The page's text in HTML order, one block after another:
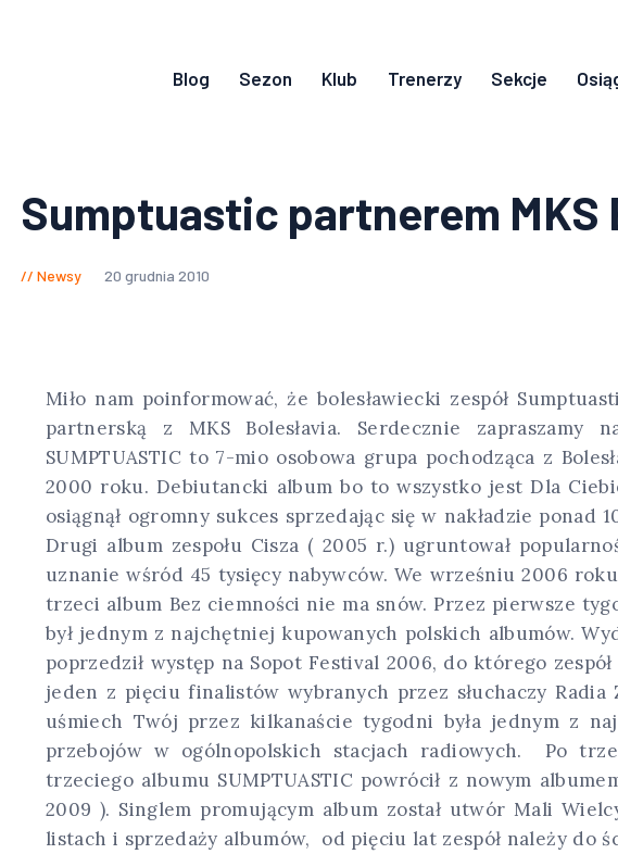
Blog Sezon Klub Trenerzy Sekcje
Sumptuastic partnerem MKS
Newsy 20 grudnia 2010
Miło nam poinformować, że bolesławiecki zespół
partnerską z MKS Bolesłavia. Serdecznie zapraszamy
SUMPTUASTIC to 7-mio osobowa grupa pochodząca z
2000 roku. Debiutancki album bo to wszystko jest Dla
osiągnął ogromny sukces sprzedając się w nakładzie ponad
Drugi album zespołu Cisza ( 2005 r.) ugruntował
uznanie wśród 45 tysięcy nabywców. We wrześniu 2006
trzeci album Bez ciemności nie ma snów. Przez pierwsze
był jednym z najchętniej kupowanych polskich albumów.
poprzedził występ na Sopot Festival 2006, do którego
jeden z pięciu finalistów wybranych przez słuchaczy Radia
uśmiech Twój przez kilkanaście tygodni była jednym z
przebojów w ogólnopolskich stacjach radiowych. Po
trzeciego albumu SUMPTUASTIC powrócił z nowym
2009 ). Singlem promującym album został utwór Mali
listach i sprzedaży albumów, od pięciu lat zespół należy do